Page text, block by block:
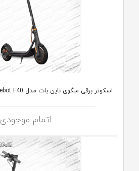
اسکوتر برقی سگوی ناین بات مدل Segway Ninebot F40
اتمام موجودی